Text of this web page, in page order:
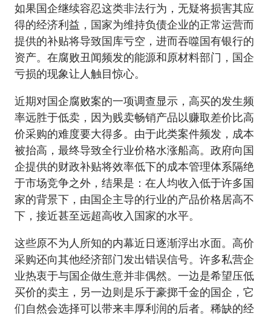
如果国企继续容忍这类非法行为，无疑将损害其应
得的经济利益，国家为维持负债企业的正常运营而
提供的补贴将导致国库亏空，进而吞噬国有银行的
资产。在腐败丑闻频发的能源和原材料部门，国企
亏损的现象让人触目惊心。
近期对国企腐败案的一项调查显示，高买的发生频
率远胜于低卖，因为贱卖畅销产品以赚取差价比高
价采购的难度要大得多。由于此类案件频发，成本
被抬高，最终导致全行业价格水涨船高。政府向国
企提供的财政补贴将效率低下的成本管理体系隔绝
于市场竞争之外，结果是：在人均收入低于许多国
家的背景下，由国企主导的行业的产品价格居高不
下，接近甚至远超高收入国家的水平。
这些原不为人所知的内幕近日逐渐浮出水面。高价
采购还向其他经济部门发出错误信号。许多私营企
业热衷于与国企做生意并非偶然。一边是希望压低
买价的卖主，另一边则是乐于豪掷千金的国企，它
们自然会选择可以带来丰厚利润的后者。稀缺的经